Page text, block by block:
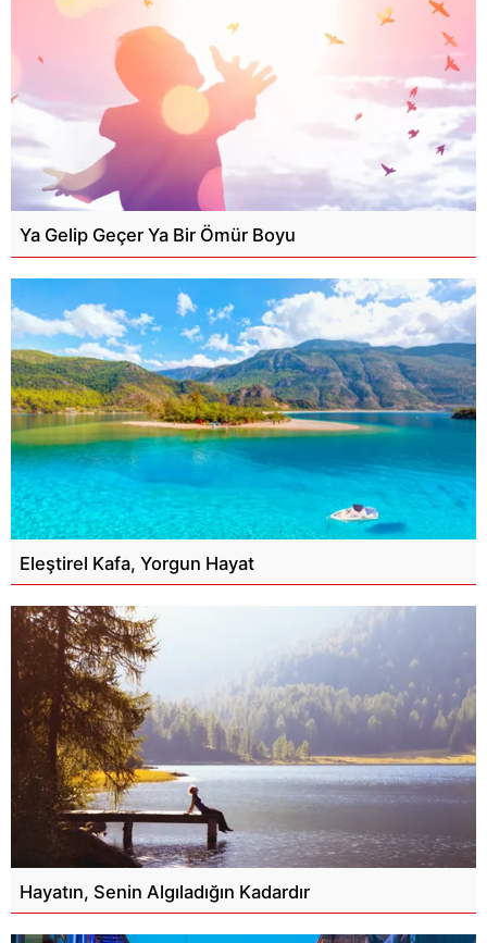
Ya Gelip Geçer Ya Bir Ömür Boyu
Eleştirel Kafa, Yorgun Hayat
Hayatın, Senin Algıladığın Kadardır